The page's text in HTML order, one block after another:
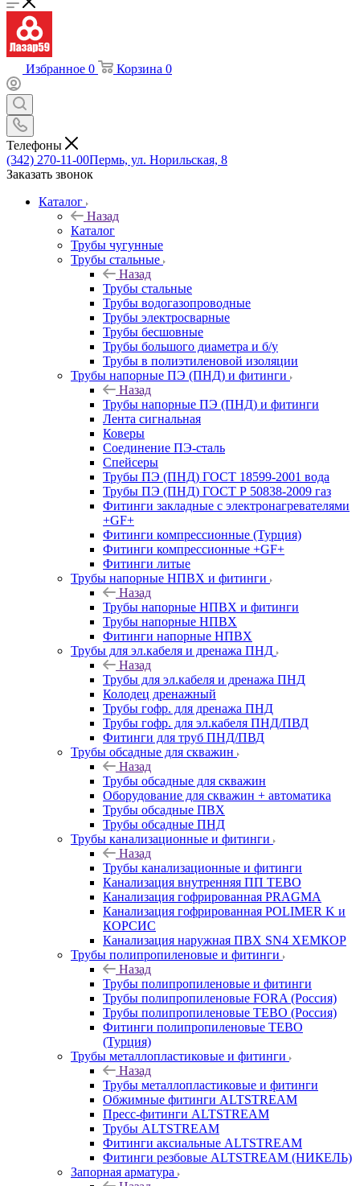
Избранное 0 Корзина 0
Телефоны
(342) 270-11-00Пермь, ул. Норильская, 8
Заказать звонок
Каталог
Назад
Каталог
Трубы чугунные
Трубы стальные
Назад
Трубы стальные
Трубы водогазопроводные
Трубы электросварные
Трубы бесшовные
Трубы большого диаметра и б/у
Трубы в полиэтиленовой изоляции
Трубы напорные ПЭ (ПНД) и фитинги
Назад
Трубы напорные ПЭ (ПНД) и фитинги
Лента сигнальная
Коверы
Соединение ПЭ-сталь
Спейсеры
Трубы ПЭ (ПНД) ГОСТ 18599-2001 вода
Трубы ПЭ (ПНД) ГОСТ Р 50838-2009 газ
Фитинги закладные с электронагревателями
+GF+
Фитинги компрессионные (Турция)
Фитинги компрессионные +GF+
Фитинги литые
Трубы напорные НПВХ и фитинги
Назад
Трубы напорные НПВХ и фитинги
Трубы напорные НПВХ
Фитинги напорные НПВХ
Трубы для эл.кабеля и дренажа ПНД
Назад
Трубы для эл.кабеля и дренажа ПНД
Колодец дренажный
Трубы гофр. для дренажа ПНД
Трубы гофр. для эл.кабеля ПНД/ПВД
Фитинги для труб ПНД/ПВД
Трубы обсадные для скважин
Назад
Трубы обсадные для скважин
Оборудование для скважин + автоматика
Трубы обсадные ПВХ
Трубы обсадные ПНД
Трубы канализационные и фитинги
Назад
Трубы канализационные и фитинги
Канализация внутренняя ПП TEBO
Канализация гофрированная PRAGMA
Канализация гофрированная POLIMER K и
КОРСИС
Канализация наружная ПВХ SN4 ХЕМКОР
Трубы полипропиленовые и фитинги
Назад
Трубы полипропиленовые и фитинги
Трубы полипропиленовые FORA (Россия)
Трубы полипропиленовые TEBO (Россия)
Фитинги полипропиленовые TEBO
(Турция)
Трубы металлопластиковые и фитинги
Назад
Трубы металлопластиковые и фитинги
Обжимные фитинги ALTSTREAM
Пресс-фитинги ALTSTREAM
Трубы ALTSTREAM
Фитинги аксиальные ALTSTREAM
Фитинги резбовые ALTSTREAM (НИКЕЛЬ)
Запорная арматура